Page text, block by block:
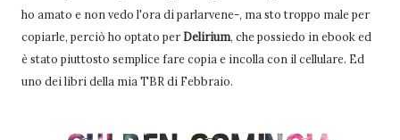
ho amato e non vedo l'ora di parlarvene-, ma sto troppo male per
copiarle, perciò ho optato per Delirium, che possiedo in ebook ed
è stato piuttosto semplice fare copia e incolla con il cellulare. Ed
uno dei libri della mia TBR di Febbraio.